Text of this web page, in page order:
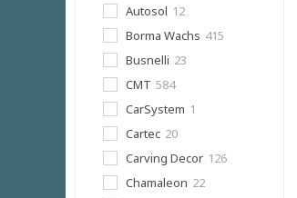
Autosol 12
Borma Wachs 415
Busnelli 23
CMT 584
CarSystem 1
Cartec 20
Carving Decor 126
Chamaleon 22